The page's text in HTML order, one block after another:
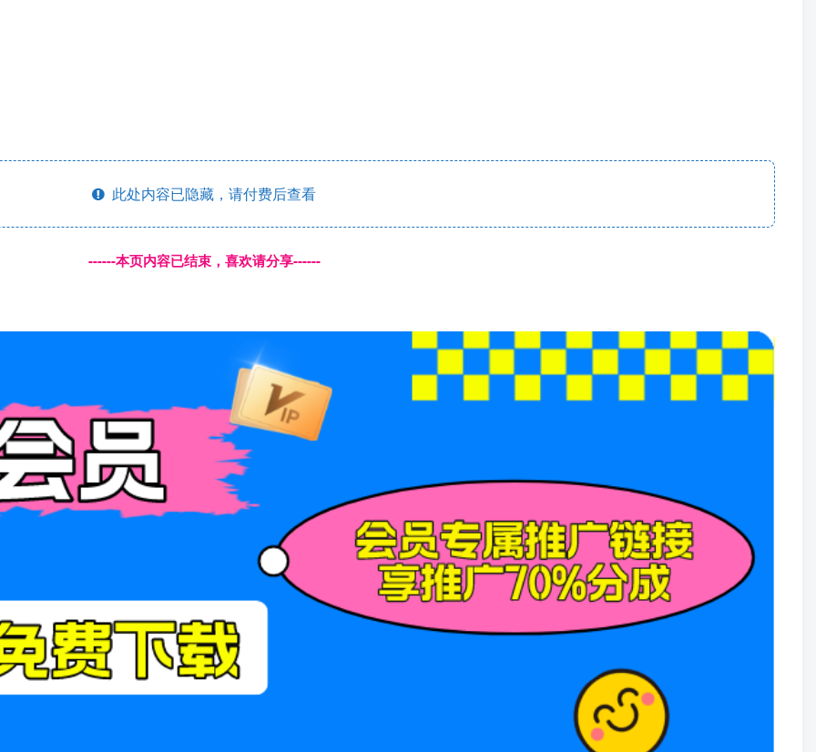
此处内容已隐藏，请付费后查看
------本页内容已结束，喜欢请分享------